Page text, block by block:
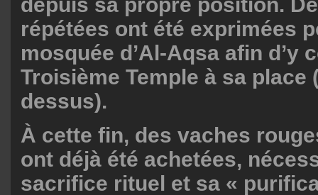
répétées ont été exprimées
mosquée d’Al-Aqsa afin d’y
Troisième Temple à sa place
dessus).
À cette fin, des vaches
ont déjà été achetées,
sacrifice rituel et sa «